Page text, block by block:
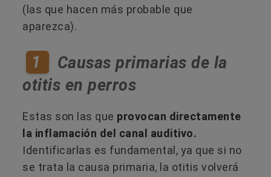
(las que hacen más probable que
aparezca).
1
Causas primarias de la
otitis en perros
Estas son las que provocan directamente
la inflamación del canal auditivo.
Identificarlas es fundamental, ya que si no
se trata la causa primaria, la otitis volverá